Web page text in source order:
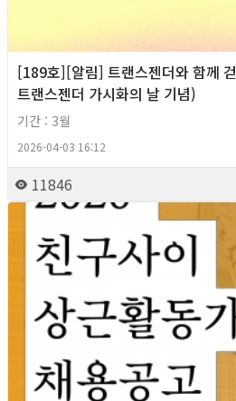
[189호][알림] 트랜스젠더와 함께
트랜스젠더 가시화의 날 기념)
기간 : 3월
2026-04-03 16:12
11846